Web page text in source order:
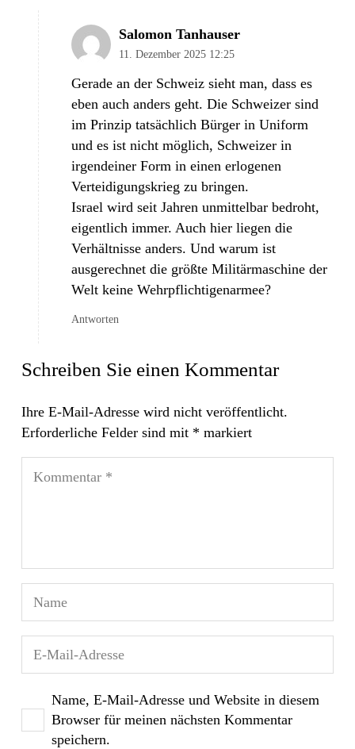
Salomon Tanhauser
11. Dezember 2025 12:25
Gerade an der Schweiz sieht man, dass es
eben auch anders geht. Die Schweizer sind
im Prinzip tatsächlich Bürger in Uniform
und es ist nicht möglich, Schweizer in
irgendeiner Form in einen erlogenen
Verteidigungskrieg zu bringen.
Israel wird seit Jahren unmittelbar bedroht,
eigentlich immer. Auch hier liegen die
Verhältnisse anders. Und warum ist
ausgerechnet die größte Militärmaschine der
Welt keine Wehrpflichtigenarmee?
Antworten
Schreiben Sie einen Kommentar
Ihre E-Mail-Adresse wird nicht veröffentlicht.
Erforderliche Felder sind mit * markiert
Name, E-Mail-Adresse und Website in diesem
Browser für meinen nächsten Kommentar
speichern.